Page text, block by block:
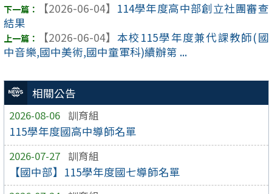
相關公告
2026-08-06 訓育組
115學年度國高中導師名單
2026-07-27 訓育組
【國中部】115學年度國七導師名單
【2026-06-04】 114學年度高中部創立社團審查
結果
【2026-06-04】 本校115學年度兼代課教師(國
中音樂,國中美術,國中童軍科)續辦第 ...